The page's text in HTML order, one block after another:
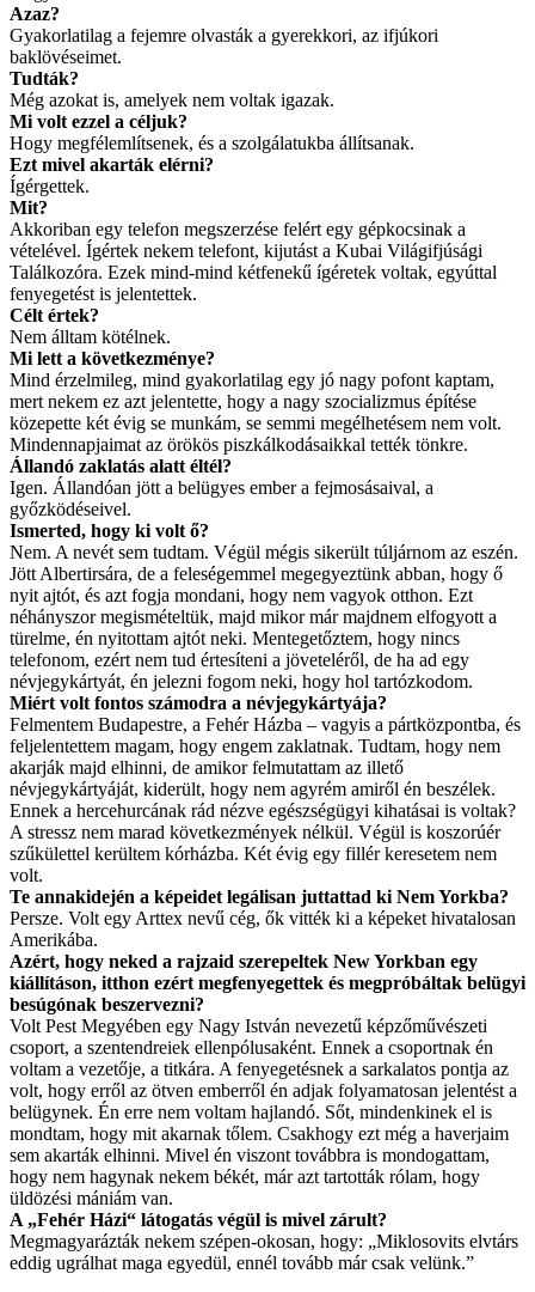
Azaz?
Gyakorlatilag a fejemre olvasták a gyerekkori, az ifjúkori
baklövéseimet.
Tudták?
Még azokat is, amelyek nem voltak igazak.
Mi volt ezzel a céljuk?
Hogy megfélemlítsenek, és a szolgálatukba állítsanak.
Ezt mivel akarták elérni?
Ígérgettek.
Mit?
Akkoriban egy telefon megszerzése felért egy gépkocsinak a
vételével. Ígértek nekem telefont, kijutást a Kubai Világifjúsági
Találkozóra. Ezek mind-mind kétfenekű ígéretek voltak, egyúttal
fenyegetést is jelentettek.
Célt értek?
Nem álltam kötélnek.
Mi lett a következménye?
Mind érzelmileg, mind gyakorlatilag egy jó nagy pofont kaptam,
mert nekem ez azt jelentette, hogy a nagy szocializmus építése
közepette két évig se munkám, se semmi megélhetésem nem volt.
Mindennapjaimat az örökös piszkálkodásaikkal tették tönkre.
Állandó zaklatás alatt éltél?
Igen. Állandóan jött a belügyes ember a fejmosásaival, a
győzködéseivel.
Ismerted, hogy ki volt ő?
Nem. A nevét sem tudtam. Végül mégis sikerült túljárnom az eszén.
Jött Albertirsára, de a feleségemmel megegyeztünk abban, hogy ő
nyit ajtót, és azt fogja mondani, hogy nem vagyok otthon. Ezt
néhányszor megismételtük, majd mikor már majdnem elfogyott a
türelme, én nyitottam ajtót neki. Mentegetőztem, hogy nincs
telefonom, ezért nem tud értesíteni a jöveteléről, de ha ad egy
névjegykártyát, én jelezni fogom neki, hogy hol tartózkodom.
Miért volt fontos számodra a névjegykártyája?
Felmentem Budapestre, a Fehér Házba – vagyis a pártközpontba, és
feljelentettem magam, hogy engem zaklatnak. Tudtam, hogy nem
akarják majd elhinni, de amikor felmutattam az illető
névjegykártyáját, kiderült, hogy nem agyrém amiről én beszélek.
Ennek a hercehurcának rád nézve egészségügyi kihatásai is voltak?
A stressz nem marad következmények nélkül. Végül is koszorúér
szűkülettel kerültem kórházba. Két évig egy fillér keresetem nem
volt.
Te annakidején a képeidet legálisan juttattad ki Nem Yorkba?
Persze. Volt egy Arttex nevű cég, ők vitték ki a képeket hivatalosan
Amerikába.
Azért, hogy neked a rajzaid szerepeltek New Yorkban egy
kiállításon, itthon ezért megfenyegettek és megpróbáltak belügyi
besúgónak beszervezni?
Volt Pest Megyében egy Nagy István nevezetű képzőművészeti
csoport, a szentendreiek ellenpólusaként. Ennek a csoportnak én
voltam a vezetője, a titkára. A fenyegetésnek a sarkalatos pontja az
volt, hogy erről az ötven emberről én adjak folyamatosan jelentést a
belügynek. Én erre nem voltam hajlandó. Sőt, mindenkinek el is
mondtam, hogy mit akarnak tőlem. Csakhogy ezt még a haverjaim
sem akarták elhinni. Mivel én viszont továbbra is mondogattam,
hogy nem hagynak nekem békét, már azt tartották rólam, hogy
üldözési mániám van.
A „Fehér Házi“ látogatás végül is mivel zárult?
Megmagyarázták nekem szépen-okosan, hogy: „Miklosovits elvtárs
eddig ugrálhat maga egyedül, ennél tovább már csak velünk.”